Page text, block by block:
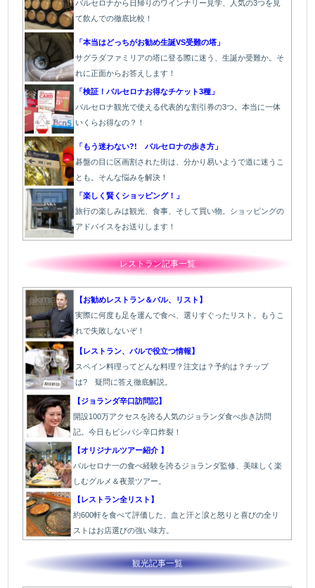
バルセロナから日帰りのワインナリー見学、人気の3つを見
て飲んでの徹底比較！
「本当はどっちがお勧め生誕VS受難の塔」
サグラダファミリアの塔に登る際に迷う、生誕か受難か。そ
れに正面からお答えします！
「検証！バルセロナお得なチケット3種」
バルセロナ観光で使える代表的な割引券の3つ。本当に一体
いくらお得なの？！
「もう迷わない?! バルセロナの歩き方」
碁盤の目に区画割された街は、分かり易いようで道に迷うこ
とも。そんな悩みを解決！
「楽しく賢くショッピング！」
旅行の楽しみは観光、食事、そして買い物。ショッピングの
アドバイスをお送りします！
レストラン記事一覧
【お勧めレストラン＆バル、リスト】
実際に何度も足を運んで食べ、選りすぐったリスト。もうこ
れで失敗しないぞ！
【レストラン、バルで役立つ情報】
スペイン料理ってどんな料理？注文は？予約は？チップ
は? 疑問に答え徹底解説。
【ジョランダ辛口訪問記】
開設100万アクセスを誇る人気のジョランダ食べ歩き訪問
記。今日もビシバシ辛口炸裂！
【オリジナルツアー紹介 】
バルセロナ一の食べ経験を誇るジョランダ監修、美味しく楽
しむグルメ＆夜景ツアー。
【レストラン全リスト】
約600軒を食べて評価した、血と汗と涙と怒りと喜びの全リ
ストはお店選びの強い味方。
観光記事一覧